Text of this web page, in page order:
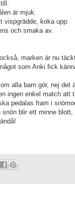
är mjuk.
vispgrädde, koka upp.
och smaka av.
marken är nu
som Anki fick
alla barn gör, nej det
ingen enkel match
pedalas fram i
blir ett minne